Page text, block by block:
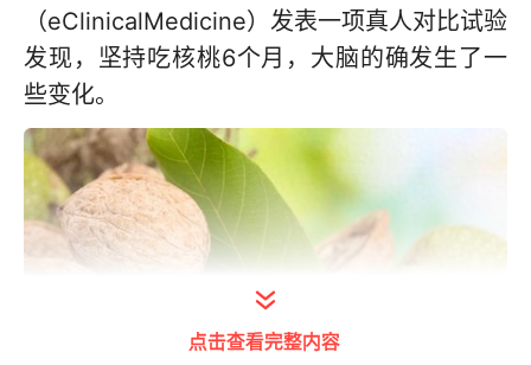
（eClinicalMedicine）发表一项真人对比试验
发现，坚持吃核桃6个月，大脑的确发生了一
些变化。
点击查看完整内容